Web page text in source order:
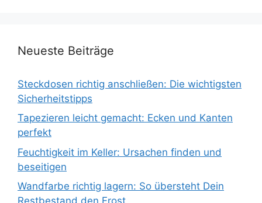
Neueste Beiträge
Steckdosen richtig anschließen: Die wichtigsten
Sicherheitstipps
Tapezieren leicht gemacht: Ecken und Kanten
perfekt
Feuchtigkeit im Keller: Ursachen finden und
beseitigen
Wandfarbe richtig lagern: So übersteht Dein
Restbestand den Frost